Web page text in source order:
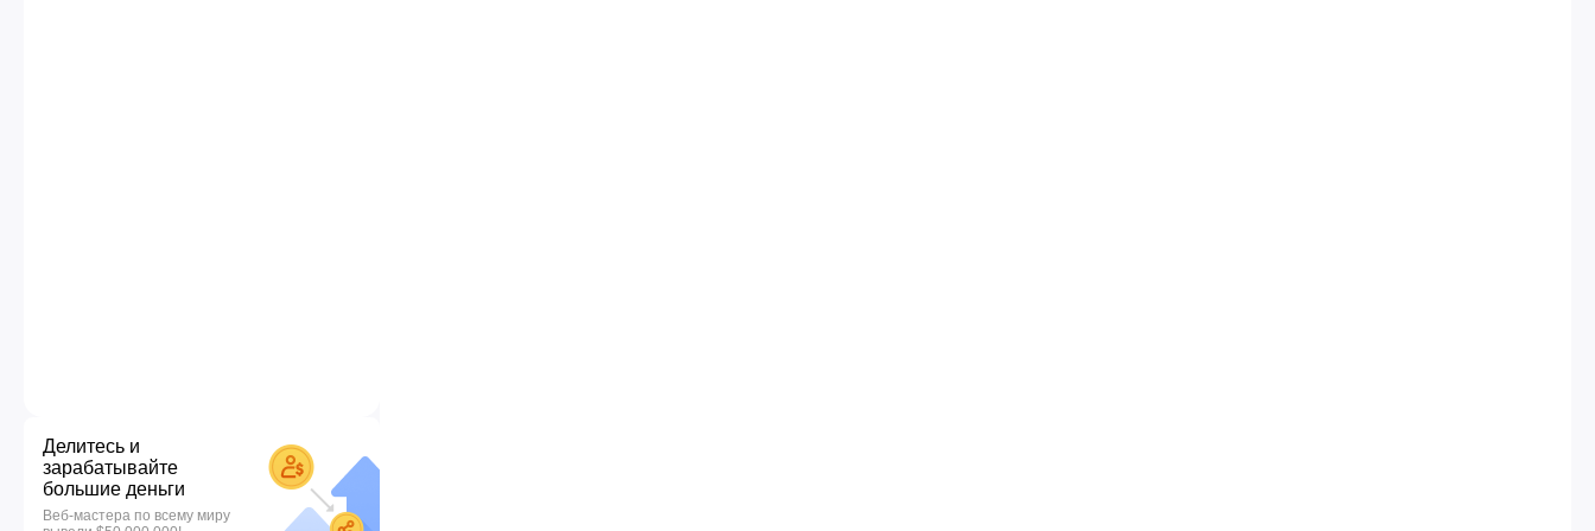
Делитесь и
зарабатывайте
большие деньги
Веб-мастера по всему миру